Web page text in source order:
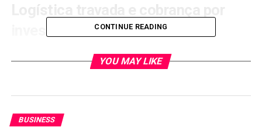
investimentos
Para Eduardo Heron, diretor técnico do Cecafé, a
situação expõe o esgotamento da infraestrutura
defende a ampliação da capacidade de carga, a
burocráticos, especialmente no leilão do Tecon Santos
CONTINUE READING
YOU MAY LIKE
BUSINESS